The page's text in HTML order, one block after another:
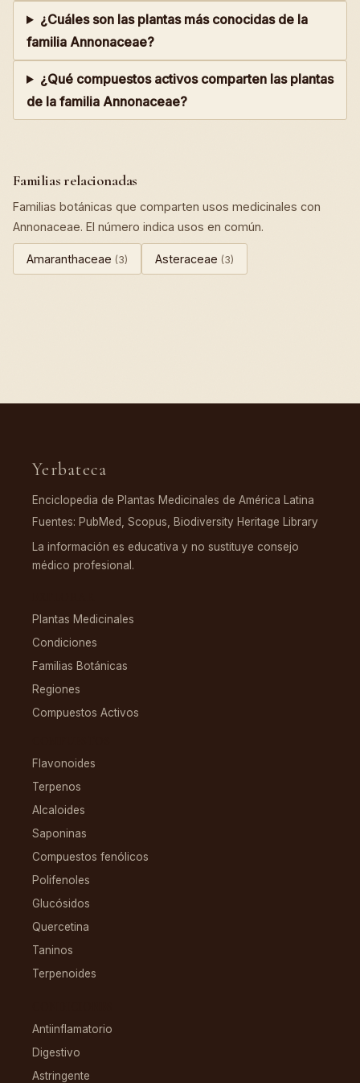
¿Cuáles son las plantas más conocidas de la
familia Annonaceae?
¿Qué compuestos activos comparten las plantas
de la familia Annonaceae?
Familias relacionadas
Familias botánicas que comparten usos medicinales con
Annonaceae. El número indica usos en común.
Amaranthaceae (3) Asteraceae (3)
Yerbateca
Enciclopedia de Plantas Medicinales de América Latina
Fuentes: PubMed, Scopus, Biodiversity Heritage Library
La información es educativa y no sustituye consejo
médico profesional.
Plantas Medicinales
Condiciones
Familias Botánicas
Regiones
Compuestos Activos
Flavonoides
Terpenos
Alcaloides
Saponinas
Compuestos fenólicos
Polifenoles
Glucósidos
Quercetina
Taninos
Terpenoides
Antiinflamatorio
Digestivo
Astringente